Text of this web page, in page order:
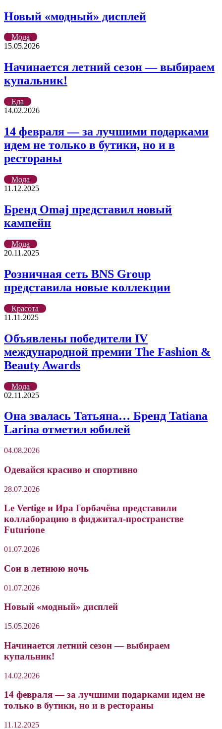
Новый «модный» дисплей
Мода
15.05.2026
Начинается летний сезон — выбираем
купальник!
Еда
14.02.2026
14 февраля — за лучшими подарками
идем не только в бутики, но и в
рестораны
Мода
11.12.2025
Бренд Omaj представил новый
кампейн
Мода
20.11.2025
Розничная сеть BNS Group
представила новые коллекции
Красота
11.11.2025
Объявлены победители IV
международной премии The Fashion &
Beauty Awards
Мода
02.11.2025
Она звалась Татьяна… Бренд Tatiana
Larina отметил юбилей
04.08.2026
Одевайся красиво и спортивно
28.07.2026
Le Vertige и Ира Горбачёва представили
коллаборацию в фиджитал-пространстве
Futurione
01.07.2026
Сон в летнюю ночь
01.07.2026
Новый «модный» дисплей
15.05.2026
Начинается летний сезон — выбираем
купальник!
14.02.2026
14 февраля — за лучшими подарками идем не
только в бутики, но и в рестораны
11.12.2025